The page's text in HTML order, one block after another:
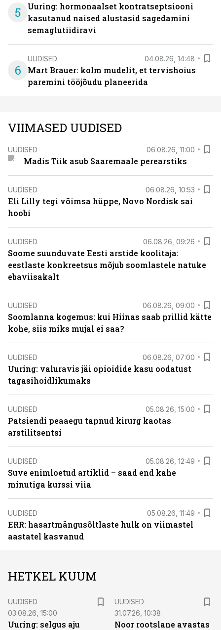
5
Uuring: hormonaalset kontratseptsiooni
kasutanud naised alustasid sagedamini
semaglutiidiravi
6
UUDISED 04.08.26, 14:48
Mart Brauer: kolm mudelit, et tervishoius
paremini tööjõudu planeerida
VIIMASED UUDISED
UUDISED 06.08.26, 11:00
Madis Tiik asub Saaremaale perearstiks
UUDISED 06.08.26, 10:53
Eli Lilly tegi võimsa hüppe, Novo Nordisk sai
hoobi
UUDISED 06.08.26, 09:26
Soome suunduvate Eesti arstide koolitaja:
eestlaste konkreetsus mõjub soomlastele natuke
ebaviisakalt
UUDISED 06.08.26, 09:00
Soomlanna kogemus: kui Hiinas saab prillid kätte
kohe, siis miks mujal ei saa?
UUDISED 06.08.26, 07:00
Uuring: valuravis jäi opioidide kasu oodatust
tagasihoidlikumaks
UUDISED 05.08.26, 15:00
Patsiendi peaaegu tapnud kirurg kaotas
arstilitsentsi
UUDISED 05.08.26, 12:49
Suve enimloetud artiklid – saad end kahe
minutiga kurssi viia
UUDISED 05.08.26, 11:49
ERR: hasartmängusõltlaste hulk on viimastel
aastatel kasvanud
HETKEL KUUM
UUDISED
03.08.26, 15:00
Uuring: selgus aju
UUDISED
31.07.26, 10:38
Noor rootslane avastas